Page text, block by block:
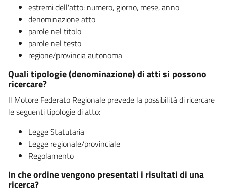
estremi dell'atto: numero, giorno, mese, anno
denominazione atto
parole nel titolo
parole nel testo
regione/provincia autonoma
Quali tipologie (denominazione) di atti si possono
ricercare?
Il Motore Federato Regionale prevede la possibilità di ricercare
le seguenti tipologie di atto:
Legge Statutaria
Legge regionale/provinciale
Regolamento
In che ordine vengono presentati i risultati di una
ricerca?